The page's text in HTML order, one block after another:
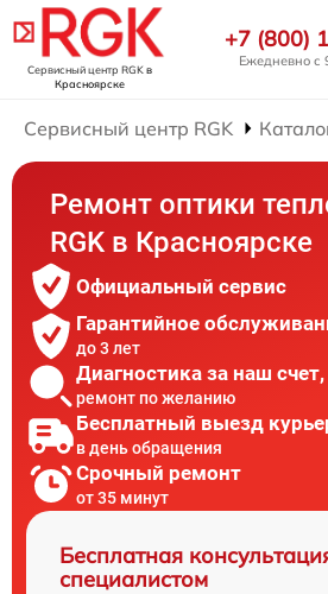
Сервисный центр RGKв
Красноярске
+7 (800)
Ежедневно с
Сервисный центр RGK
Ремонт оптики
RGK в Красноярске
Официальный сервис
Гарантийное
до 3 лет
Диагностика за наш счет,
ремонт по желанию
Бесплатный выезд
в день обращения
Срочный ремонт
от 35 минут
Бесплатная
специалистом